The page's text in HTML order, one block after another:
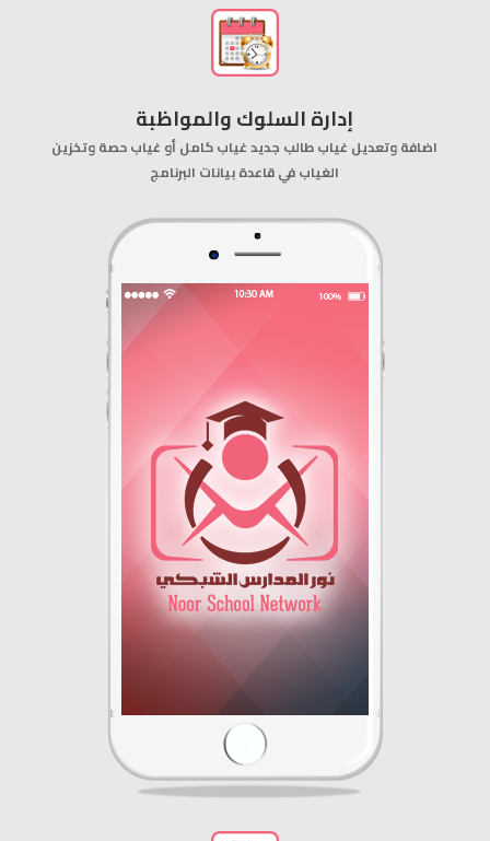
إدارة السلوك والمواظبة
اضافة وتعديل غياب طالب جديد غياب كامل أو غياب حصة وتخزين
الغياب في قاعدة بيانات البرنامج